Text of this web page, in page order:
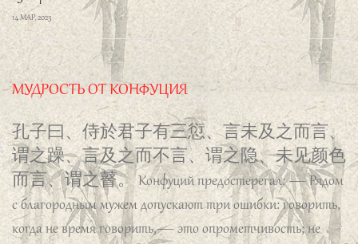
МУДРОСТЬ ОТ КОНФУЦИЯ
приветствий он поднимается [в зал для стрельбы], а по
выходе [ведет себя соответствующим образом] при
питье вина. Подобное соперничество пристойно
благородному мужу».
孔子曰、侍於君子有三愆、言未及之而言、
谓之躁、言及之而不言、谓之隐、未见颜色
而言、谓之瞽。Конфуций предостерегал: — Рядом
с благородным мужем допускают три ошибки: говорить,
когда не время говорить,— это опрометчивость; не
говорить, когда настало время говорить,— это